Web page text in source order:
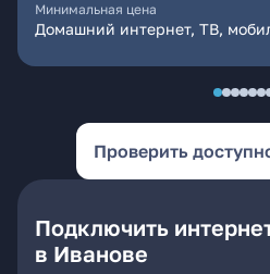
Минимальная цена
Домашний интернет, ТВ,
Проверить
Подключить
в Иванове